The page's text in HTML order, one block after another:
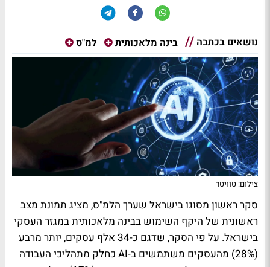
נושאים בכתבה בינה מלאכותית למ"ס
צילום: טוויטר
סקר ראשון מסוגו בישראל שערך הלמ"ס, מציג תמונת מצב
ראשונית של היקף השימוש בבינה מלאכותית במגזר העסקי
בישראל. על פי הסקר, שדגם כ-34 אלף עסקים, יותר מרבע
(28%) מהעסקים משתמשים ב-AI כחלק מתהליכי העבודה